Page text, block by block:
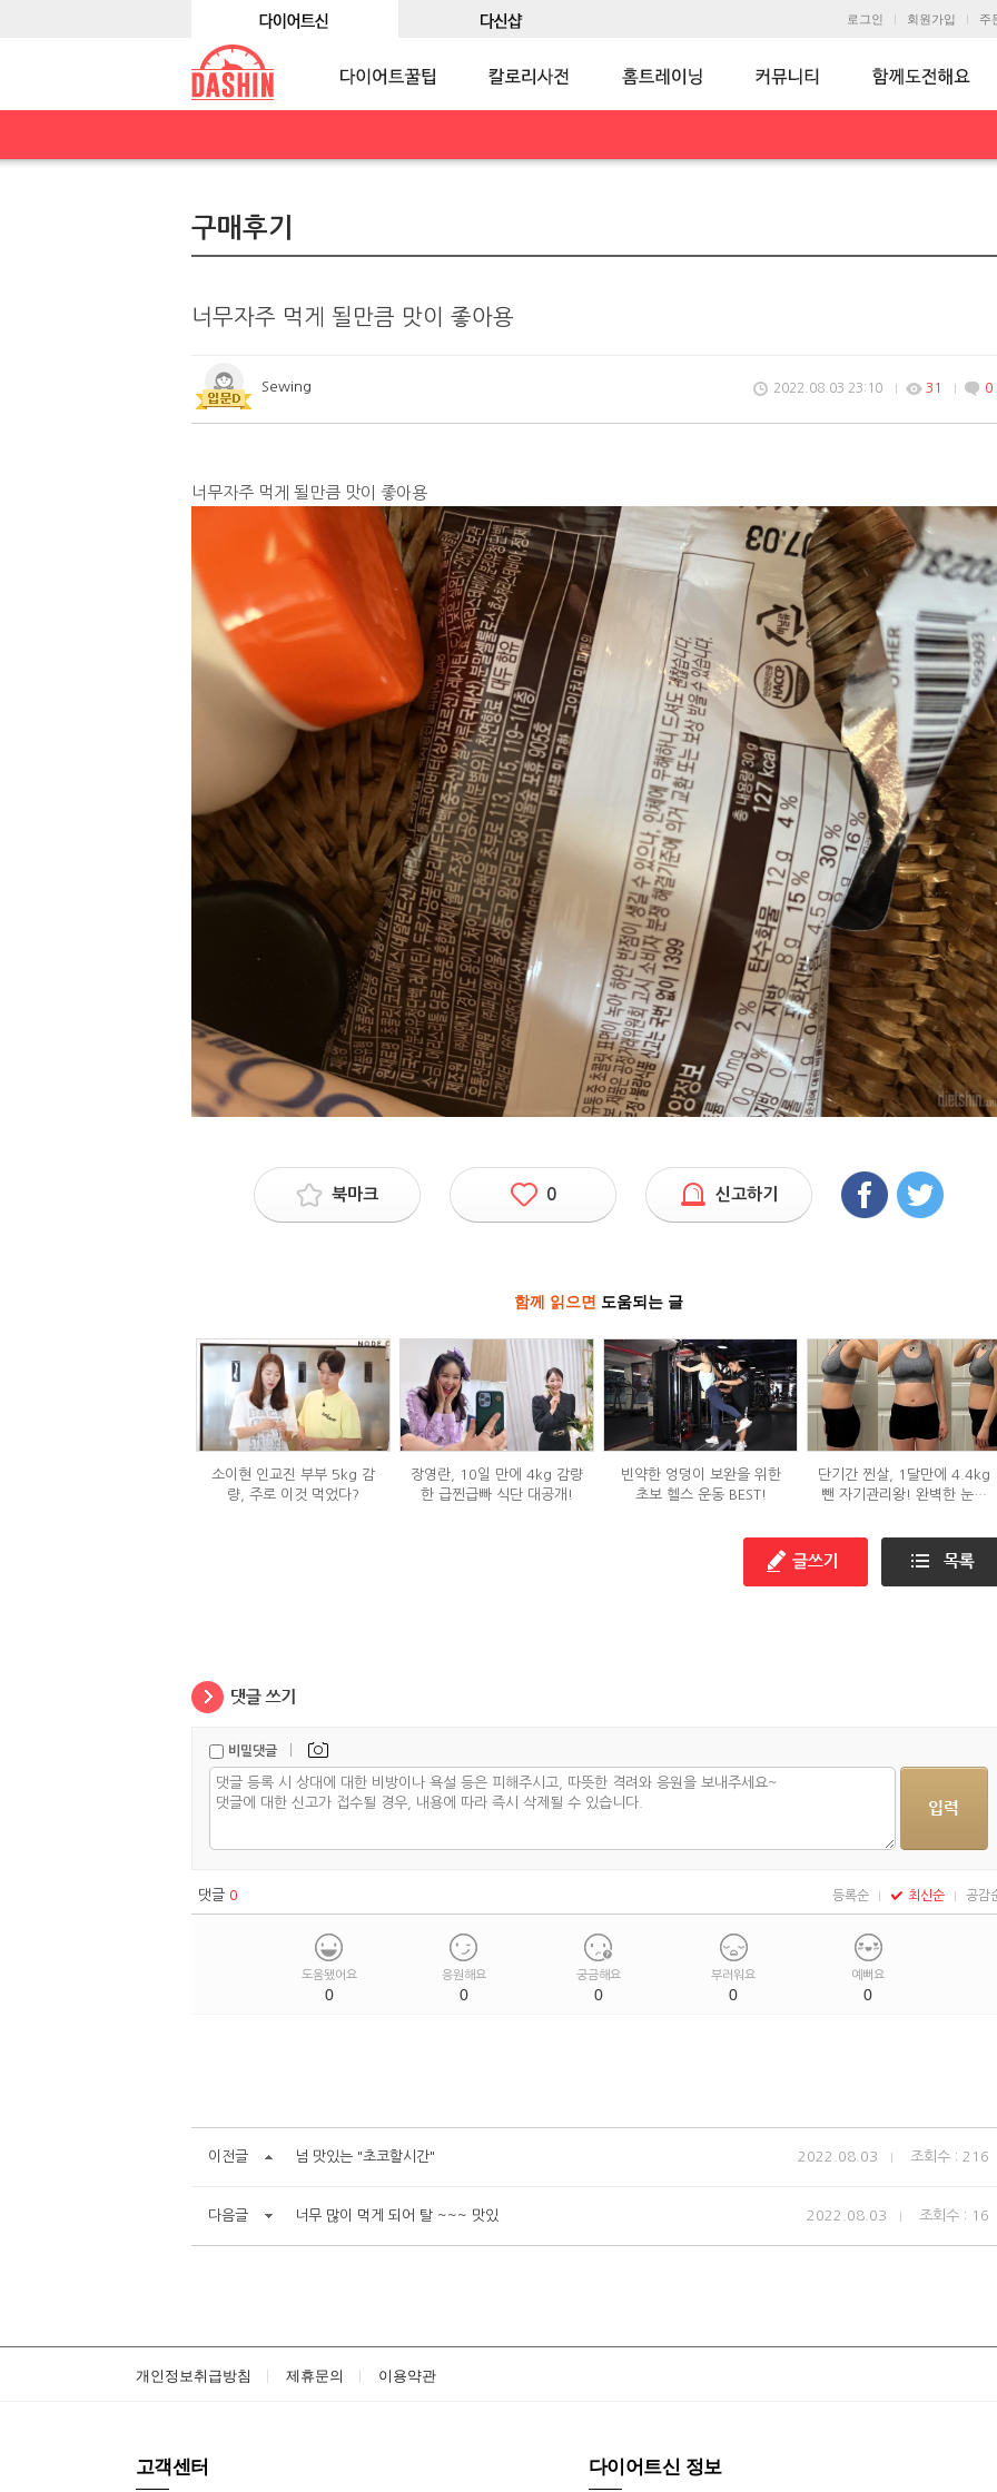
로그인 회원가입 주
구매후기
너무자주 먹게 될만큼 맛이 좋아용
Sewing 2022.08.03 23:10 31 0
너무자주 먹게 될만큼 맛이 좋아용
북마크 0 신고하기
함께 읽으면 도움되는 글
소이현 인교진 부부 5kg 감
량, 주로 이것 먹었다?
장영란, 10일 만에 4kg 감량
한 급찐급빠 식단 대공개!
빈약한 엉덩이 보완을 위한
초보 헬스 운동 BEST!
단기간 찐살, 1달만에 4.4kg
뺀 자기관리왕! 완벽한 눈바
비밀댓글 |
댓글 0 등록순 최신순 공감
도움됐어요
0
응원해요
0
궁금해요
0
부러워요
0
예뻐요
0
이전글 넘 맛있는 "초코할시간" 2022.08.03 조회수 : 216
다음글 너무 많이 먹게 되어 탈 ~~~ 맛있 2022.08.03 조회수 : 16
개인정보취급방침 제휴문의 이용약관
고객센터 다이어트신 정보